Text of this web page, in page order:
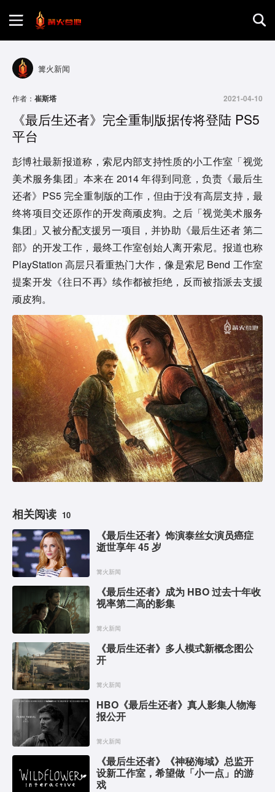
游戏评测
地图攻略
篝火新闻
作者： 崔斯塔 2021-04-10
《最后生还者》完全重制版据传将登陆 PS5
平台
彭博社最新报道称，索尼内部支持性质的小工作室「视觉
美术服务集团」本来在 2014 年得到同意，负责《最后生
还者》PS5 完全重制版的工作，但由于没有高层支持，最
终将项目交还原作的开发商顽皮狗。之后「视觉美术服务
集团」又被分配支援另一项目，并协助《最后生还者 第二
部》的开发工作，最终工作室创始人离开索尼。报道也称
PlayStation 高层只看重热门大作，像是索尼 Bend 工作室
提案开发《往日不再》续作都被拒绝，反而被指派去支援
顽皮狗。
相关阅读 10
《最后生还者》饰演泰丝女演员癌症
逝世享年 45 岁
篝火新闻
《最后生还者》成为 HBO 过去十年收
视率第二高的影集
篝火新闻
《最后生还者》多人模式新概念图公
开
篝火新闻
HBO《最后生还者》真人影集人物海
报公开
篝火新闻
《最后生还者》《神秘海域》总监开
设新工作室，希望做「小一点」的游
戏